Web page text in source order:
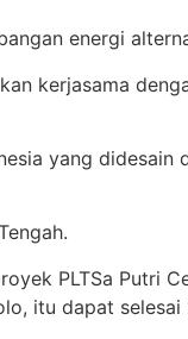
energi
kerjasama
yang
PLTSa Putri
itu dapat